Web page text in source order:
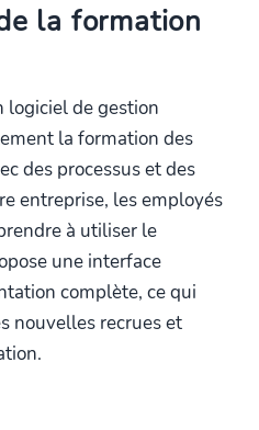
la formation
logiciel de gestion
la formation des
des processus et des
entreprise, les employés
à utiliser le
une interface
complète, ce qui
nouvelles recrues et